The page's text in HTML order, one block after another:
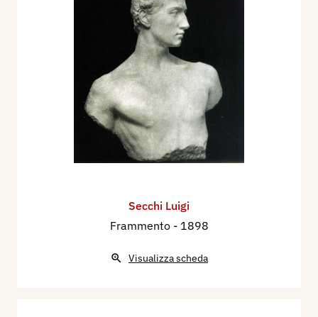
Secchi Luigi
Frammento - 1898
Visualizza scheda